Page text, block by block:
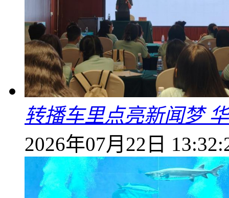
转播车里点亮新闻梦
2026年07月22日